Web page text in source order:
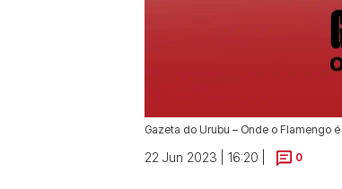
Gazeta do Urubu – Onde o Flamengo
22 Jun 2023 | 16:20 | 0